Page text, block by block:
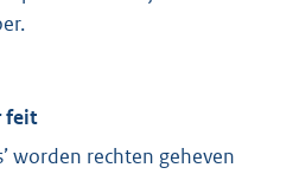
feit
worden rechten geheven